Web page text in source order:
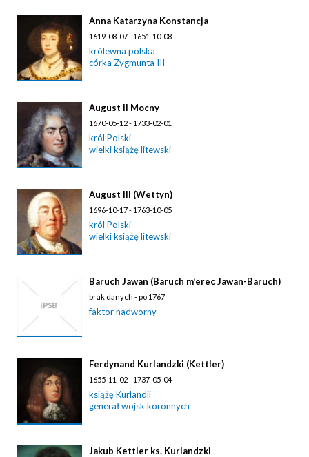
Anna Katarzyna Konstancja
1619-08-07 - 1651-10-08
królewna polska
córka Zygmunta III
August II Mocny
1670-05-12 - 1733-02-01
król Polski
wielki książę litewski
August III (Wettyn)
1696-10-17 - 1763-10-05
król Polski
wielki książę litewski
Baruch Jawan (Baruch m’erec Jawan-Baruch)
brak danych - po 1767
faktor nadworny
Ferdynand Kurlandzki (Kettler)
1655-11-02 - 1737-05-04
książę Kurlandii
generał wojsk koronnych
Jakub Kettler ks. Kurlandzki